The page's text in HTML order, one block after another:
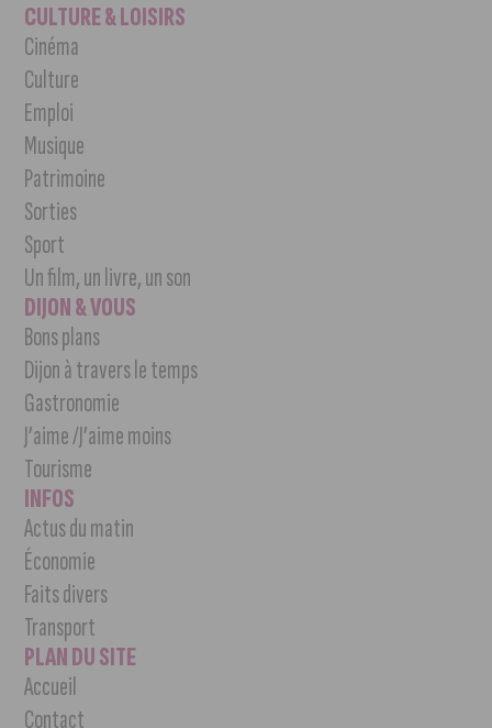
CULTURE & LOISIRS
Cinéma
Culture
Emploi
Musique
Patrimoine
Sorties
Sport
Un film, un livre, un son
DIJON & VOUS
Bons plans
Dijon à travers le temps
Gastronomie
J’aime /J’aime moins
Tourisme
INFOS
Actus du matin
Économie
Faits divers
Transport
PLAN DU SITE
Accueil
Contact